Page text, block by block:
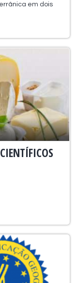
em dois